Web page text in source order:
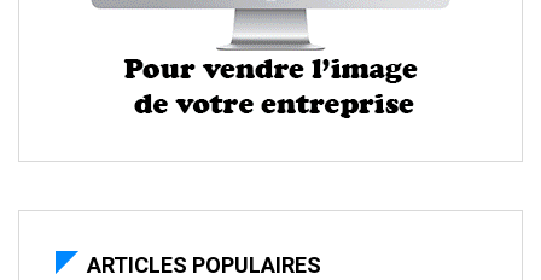
ARTICLES POPULAIRES